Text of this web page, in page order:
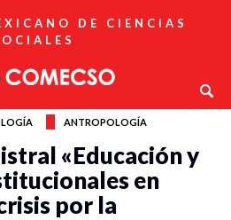
DE CIENCIAS
ANTROPOLOGÍA
«Educación y
en
por la